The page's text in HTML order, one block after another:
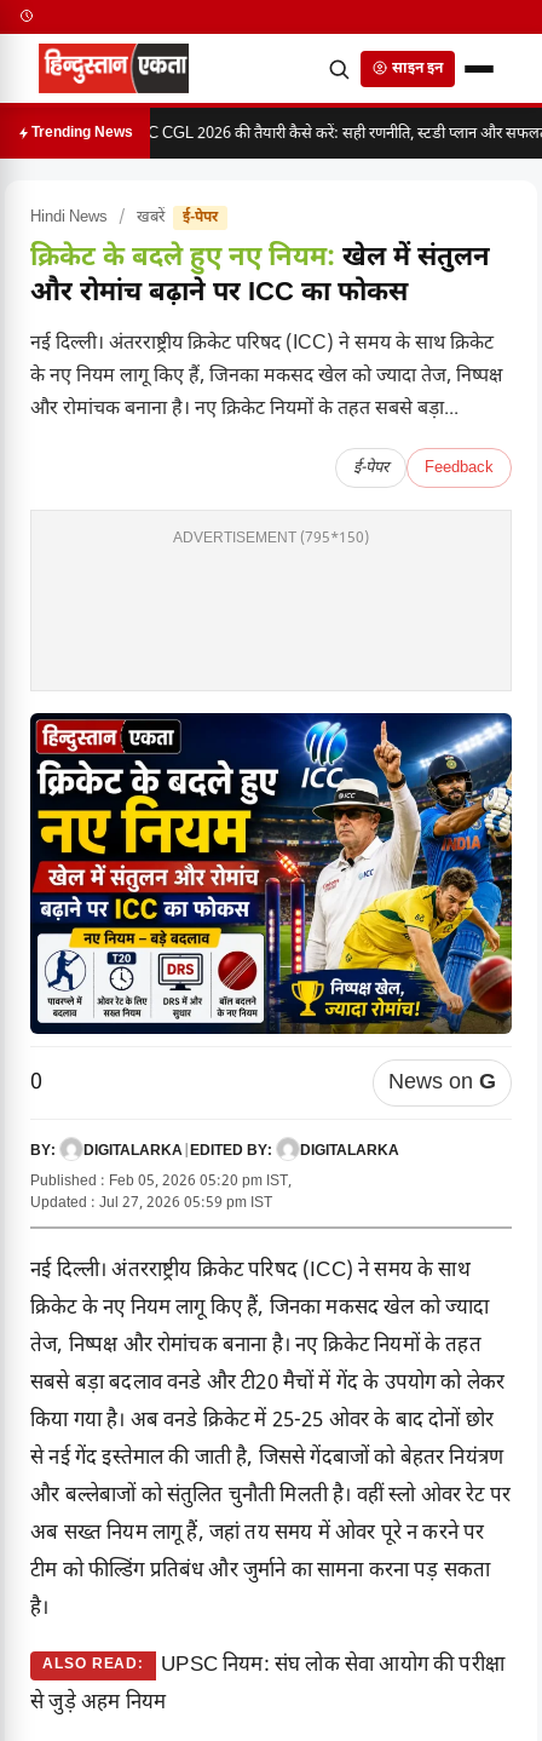
साइन इन
Trending NewsSSC CGL 2026 की तैयारी कैसे करें: सही रणनीति, स्टडी प्लान और
Hindi News / खबरें ई-पेपर
क्रिकेट के बदले हुए नए नियम: खेल में संतुलन
और रोमांच बढ़ाने पर ICC का फोकस
नई दिल्ली। अंतरराष्ट्रीय क्रिकेट परिषद (ICC) ने समय के साथ क्रिकेट
के नए नियम लागू किए हैं, जिनका मकसद खेल को ज्यादा तेज, निष्पक्ष
और रोमांचक बनाना है। नए क्रिकेट नियमों के तहत सबसे बड़ा...
ई-पेपर Feedback
ADVERTISEMENT (795*150)
0 News on G
BY: DIGITALARKA EDITED BY:
DIGITALARKA
Published : Feb 05, 2026 05:20 pm IST,
Updated : Jul 27, 2026 05:59 pm IST
नई दिल्ली। अंतरराष्ट्रीय क्रिकेट परिषद (ICC) ने समय के साथ
क्रिकेट के नए नियम लागू किए हैं, जिनका मकसद खेल को ज्यादा
तेज, निष्पक्ष और रोमांचक बनाना है। नए क्रिकेट नियमों के तहत
सबसे बड़ा बदलाव वनडे और टी20 मैचों में गेंद के उपयोग को लेकर
किया गया है। अब वनडे क्रिकेट में 25-25 ओवर के बाद दोनों छोर
से नई गेंद इस्तेमाल की जाती है, जिससे गेंदबाजों को बेहतर नियंत्रण
और बल्लेबाजों को संतुलित चुनौती मिलती है। वहीं स्लो ओवर रेट पर
अब सख्त नियम लागू हैं, जहां तय समय में ओवर पूरे न करने पर
टीम को फील्डिंग प्रतिबंध और जुर्माने का सामना करना पड़ सकता
है।
ALSO READ:
UPSC नियम: संघ लोक सेवा आयोग की परीक्षा
से जुड़े अहम नियम